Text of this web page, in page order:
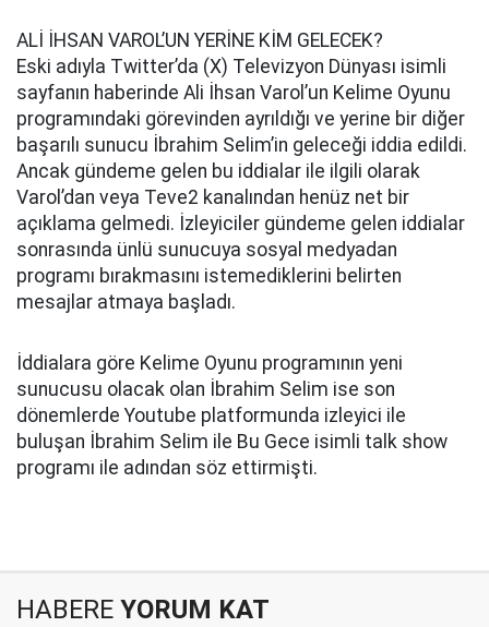
ALİ İHSAN VAROL’UN YERİNE KİM GELECEK?
Eski adıyla Twitter’da (X) Televizyon Dünyası isimli
sayfanın haberinde Ali İhsan Varol’un Kelime Oyunu
programındaki görevinden ayrıldığı ve yerine bir diğer
başarılı sunucu İbrahim Selim’in geleceği iddia edildi.
Ancak gündeme gelen bu iddialar ile ilgili olarak
Varol’dan veya Teve2 kanalından henüz net bir
açıklama gelmedi. İzleyiciler gündeme gelen iddialar
sonrasında ünlü sunucuya sosyal medyadan
programı bırakmasını istemediklerini belirten
mesajlar atmaya başladı.
İddialara göre Kelime Oyunu programının yeni
sunucusu olacak olan İbrahim Selim ise son
dönemlerde Youtube platformunda izleyici ile
buluşan İbrahim Selim ile Bu Gece isimli talk show
programı ile adından söz ettirmişti.
HABERE YORUM KAT